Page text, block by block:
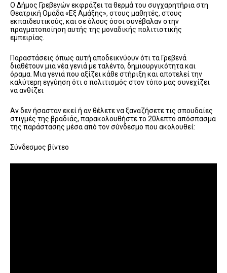
Ο Δήμος Γρεβενών εκφράζει τα θερμά του συγχαρητήρια στη
Θεατρική Ομάδα «Εξ Αμάξης», στους μαθητές, στους
εκπαιδευτικούς, και σε όλους όσοι συνέβαλαν στην
πραγματοποίηση αυτής της μοναδικής πολιτιστικής
εμπειρίας.
Παραστάσεις όπως αυτή αποδεικνύουν ότι τα Γρεβενά
διαθέτουν μια νέα γενιά με ταλέντο, δημιουργικότητα και
όραμα. Μια γενιά που αξίζει κάθε στήριξη και αποτελεί την
καλύτερη εγγύηση ότι ο πολιτισμός στον τόπο μας συνεχίζει
να ανθίζει
Αν δεν ήσασταν εκεί ή αν θέλετε να ξαναζήσετε τις σπουδαίες
στιγμές της βραδιάς, παρακολουθήστε το 20λεπτο απόσπασμα
της παράστασης μέσα από τον σύνδεσμο που ακολουθεί:
Σύνδεσμος βίντεο